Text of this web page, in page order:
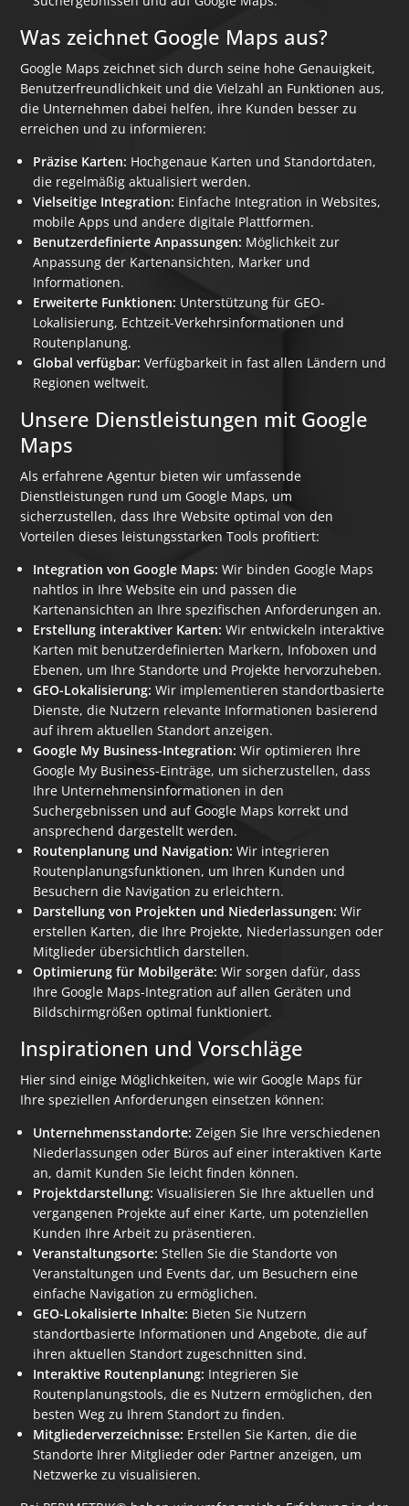
Was zeichnet Google Maps aus?
Google Maps zeichnet sich durch seine hohe Genauigkeit,
Benutzerfreundlichkeit und die Vielzahl an Funktionen aus,
die Unternehmen dabei helfen, ihre Kunden besser zu
erreichen und zu informieren:
Präzise Karten: Hochgenaue Karten und Standortdaten,
die regelmäßig aktualisiert werden.
Vielseitige Integration: Einfache Integration in Websites,
mobile Apps und andere digitale Plattformen.
Benutzerdefinierte Anpassungen: Möglichkeit zur
Anpassung der Kartenansichten, Marker und
Informationen.
Erweiterte Funktionen: Unterstützung für GEO-
Lokalisierung, Echtzeit-Verkehrsinformationen und
Routenplanung.
Global verfügbar: Verfügbarkeit in fast allen Ländern und
Regionen weltweit.
Unsere Dienstleistungen mit Google
Maps
Als erfahrene Agentur bieten wir umfassende
Dienstleistungen rund um Google Maps, um
sicherzustellen, dass Ihre Website optimal von den
Vorteilen dieses leistungsstarken Tools profitiert:
Integration von Google Maps: Wir binden Google Maps
nahtlos in Ihre Website ein und passen die
Kartenansichten an Ihre spezifischen Anforderungen an.
Erstellung interaktiver Karten: Wir entwickeln interaktive
Karten mit benutzerdefinierten Markern, Infoboxen und
Ebenen, um Ihre Standorte und Projekte hervorzuheben.
GEO-Lokalisierung: Wir implementieren standortbasierte
Dienste, die Nutzern relevante Informationen basierend
auf ihrem aktuellen Standort anzeigen.
Google My Business-Integration: Wir optimieren Ihre
Google My Business-Einträge, um sicherzustellen, dass
Ihre Unternehmensinformationen in den
Suchergebnissen und auf Google Maps korrekt und
ansprechend dargestellt werden.
Routenplanung und Navigation: Wir integrieren
Routenplanungsfunktionen, um Ihren Kunden und
Besuchern die Navigation zu erleichtern.
Darstellung von Projekten und Niederlassungen: Wir
erstellen Karten, die Ihre Projekte, Niederlassungen oder
Mitglieder übersichtlich darstellen.
Optimierung für Mobilgeräte: Wir sorgen dafür, dass
Ihre Google Maps-Integration auf allen Geräten und
Bildschirmgrößen optimal funktioniert.
Inspirationen und Vorschläge
Hier sind einige Möglichkeiten, wie wir Google Maps für
Ihre speziellen Anforderungen einsetzen können:
Unternehmensstandorte: Zeigen Sie Ihre verschiedenen
Niederlassungen oder Büros auf einer interaktiven Karte
an, damit Kunden Sie leicht finden können.
Projektdarstellung: Visualisieren Sie Ihre aktuellen und
vergangenen Projekte auf einer Karte, um potenziellen
Kunden Ihre Arbeit zu präsentieren.
Veranstaltungsorte: Stellen Sie die Standorte von
Veranstaltungen und Events dar, um Besuchern eine
einfache Navigation zu ermöglichen.
GEO-Lokalisierte Inhalte: Bieten Sie Nutzern
standortbasierte Informationen und Angebote, die auf
ihren aktuellen Standort zugeschnitten sind.
Interaktive Routenplanung: Integrieren Sie
Routenplanungstools, die es Nutzern ermöglichen, den
besten Weg zu Ihrem Standort zu finden.
Mitgliederverzeichnisse: Erstellen Sie Karten, die die
Standorte Ihrer Mitglieder oder Partner anzeigen, um
Netzwerke zu visualisieren.